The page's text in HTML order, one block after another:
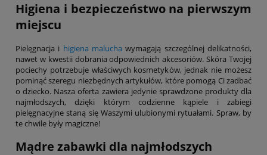
Higiena i bezpieczeństwo na pierwszym
miejscu
Pielęgnacja i higiena malucha wymagają szczególnej delikatności,
nawet w kwestii dobrania odpowiednich akcesoriów. Skóra Twojej
pociechy potrzebuje właściwych kosmetyków, jednak nie możesz
pominąć szeregu niezbędnych artykułów, które pomogą Ci zadbać
o dziecko. Nasza oferta zawiera jedynie sprawdzone produkty dla
najmłodszych, dzięki którym codzienne kąpiele i zabiegi
pielęgnacyjne staną się Waszymi ulubionymi rytuałami. Spraw, by
te chwile były magiczne!
Mądre zabawki dla najmłodszych